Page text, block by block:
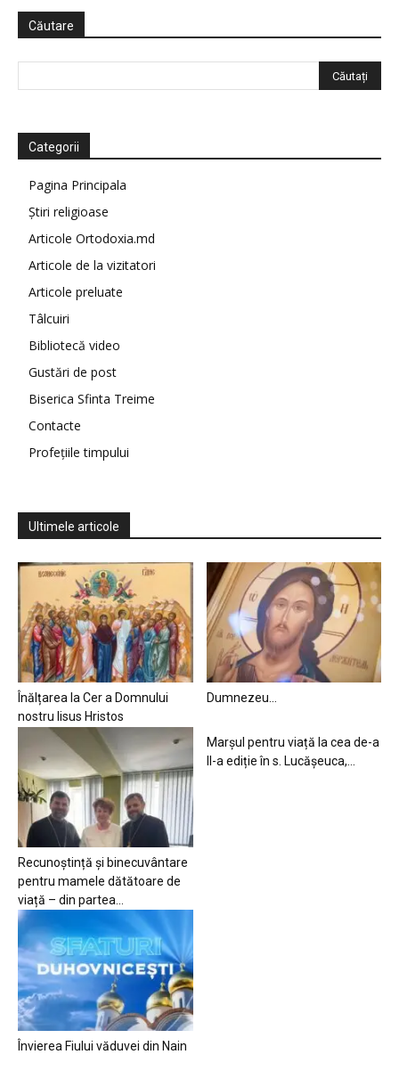
Căutare
Categorii
Pagina Principala
Știri religioase
Articole Ortodoxia.md
Articole de la vizitatori
Articole preluate
Tâlcuiri
Bibliotecă video
Gustări de post
Biserica Sfinta Treime
Contacte
Profețiile timpului
Ultimele articole
Înălțarea la Cer a Domnului
nostru Iisus Hristos
Dumnezeu…
Recunoștință și binecuvântare
pentru mamele dătătoare de
viață – din partea...
Marșul pentru viață la cea de-a
II-a ediție în s. Lucășeuca,...
Învierea Fiului văduvei din Nain